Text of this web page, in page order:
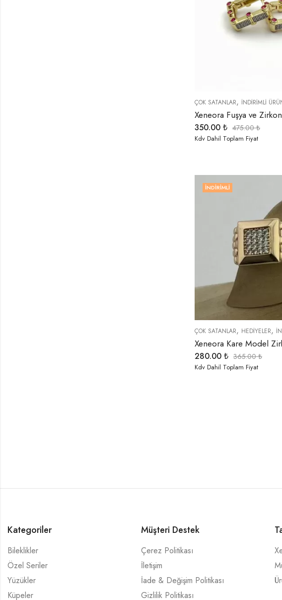
ÇOK SATANLAR, İNDIRIMLI
350.00 ₺ 475.00₺
Kdv Dahil Toplam Fiyat
İNDIRIMLI
ÇOK SATANLAR, HEDIYELER,
280.00 ₺ 365.00₺
Kdv Dahil Toplam Fiyat
Kategoriler
Bileklikler
Özel Seriler
Yüzükler
Küpeler
Müşteri Destek
Çerez Politikası
İletişim
İade & Değişim Politikası
Gizlilik Politikası